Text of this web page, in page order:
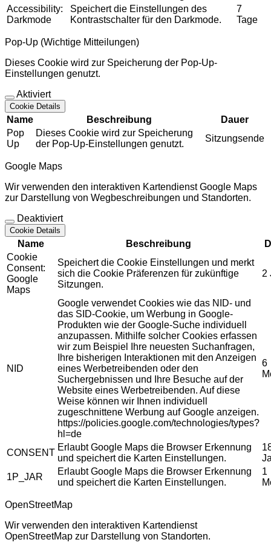
Accessibility:
Darkmode
Speichert die Einstellungen des
Kontrastschalter für den Darkmode.
7
Tage
Pop-Up (Wichtige Mitteilungen)
Dieses Cookie wird zur Speicherung der Pop-Up-
Einstellungen genutzt.
Aktiviert
Cookie Details
Name Beschreibung
Dauer
Pop
Up
Dieses Cookie wird zur Speicherung
der Pop-Up-Einstellungen genutzt.
Sitzungsende
Google Maps
Wir verwenden den interaktiven Kartendienst Google Maps
zur Darstellung von Wegbeschreibungen und Standorten.
Deaktiviert
Cookie Details
Name Beschreibung
Cookie
Consent:
Google
Maps
Speichert die Cookie Einstellungen und merkt
sich die Cookie Präferenzen für zukünftige
Sitzungen.
2
NID
Google verwendet Cookies wie das NID- und
das SID-Cookie, um Werbung in Google-
Produkten wie der Google-Suche individuell
anzupassen. Mithilfe solcher Cookies erfassen
wir zum Beispiel Ihre neuesten Suchanfragen,
Ihre bisherigen Interaktionen mit den Anzeigen
eines Werbetreibenden oder den
Suchergebnissen und Ihre Besuche auf der
Website eines Werbetreibenden. Auf diese
Weise können wir Ihnen individuell
zugeschnittene Werbung auf Google anzeigen.
https://policies.google.com/technologies/types?
hl=de
6
CONSENT
Erlaubt Google Maps die Browser Erkennung
und speichert die Karten Einstellungen.
1P_JAR
Erlaubt Google Maps die Browser Erkennung
und speichert die Karten Einstellungen.
1
OpenStreetMap
Wir verwenden den interaktiven Kartendienst
OpenStreetMap zur Darstellung von Standorten.